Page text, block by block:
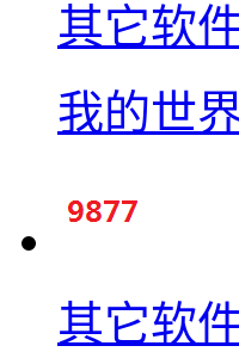
其它软
我的世
其它软